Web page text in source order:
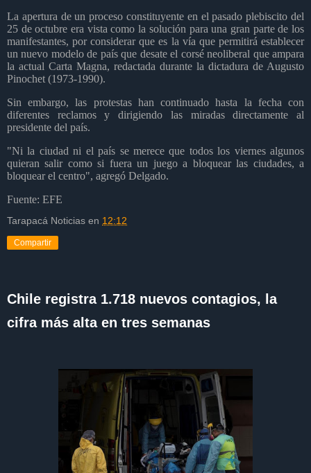
La apertura de un proceso constituyente en el pasado plebiscito del
25 de octubre era vista como la solución para una gran parte de los
manifestantes, por considerar que es la vía que permitirá establecer
un nuevo modelo de país que desate el corsé neoliberal que ampara
la actual Carta Magna, redactada durante la dictadura de Augusto
Pinochet (1973-1990).
Sin embargo, las protestas han continuado hasta la fecha con
diferentes reclamos y dirigiendo las miradas directamente al
presidente del país.
"Ni la ciudad ni el país se merece que todos los viernes algunos
quieran salir como si fuera un juego a bloquear las ciudades, a
bloquear el centro", agregó Delgado.
Fuente: EFE
Tarapacá Noticias en 12:12
Compartir
Chile registra 1.718 nuevos contagios, la
cifra más alta en tres semanas